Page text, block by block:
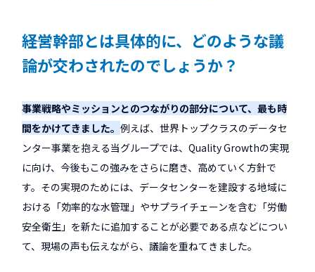
――経営幹部とは具体的に、どのような議
論が交わされたのでしょうか？
事業戦略やミッションとのつながりの部分について、最も時
間をかけてきました。例えば、世界トップクラスのデータセ
ンター事業を抱える当グループでは、Quality Growthの実現
に向け、今後もこの強みをさらに磨き、高めていく方針で
す。その実現のためには、データセンターを建設する地域に
おける「効率的な水管理」やサプライチェーンを含む「労働
安全衛生」を新たに追加することが必要である点などについ
て、現場の声も伝えながら、議論を重ねてきました。